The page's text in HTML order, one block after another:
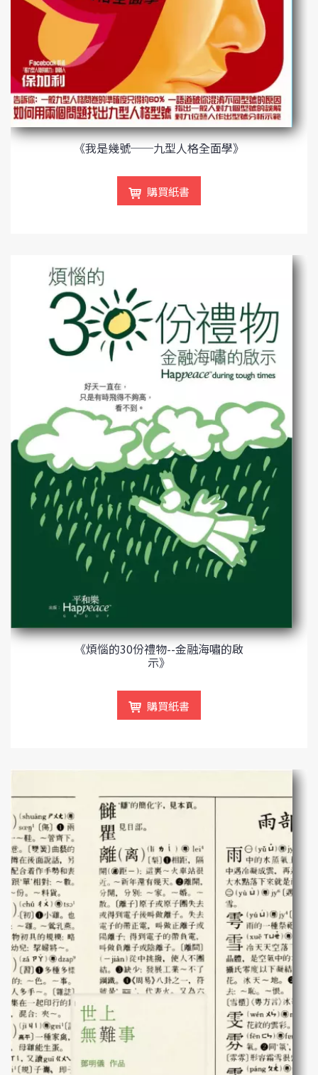
《我是幾號──九型人格全面學》
購買紙書
《煩惱的30份禮物--金融海嘯的啟
示》
購買紙書